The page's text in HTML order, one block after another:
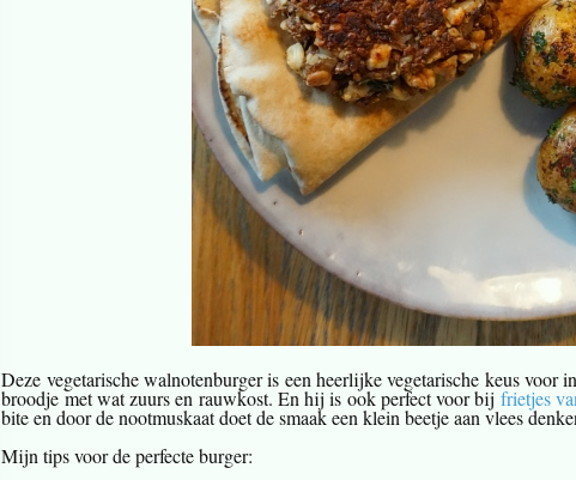
Deze vegetarische walnotenburger is een heerlijke vegetarische keus
broodje met wat zuurs en rauwkost. En hij is ook perfect voor bij frietjes
bite en door de nootmuskaat doet de smaak een klein beetje aan vlees
Mijn tips voor de perfecte burger: